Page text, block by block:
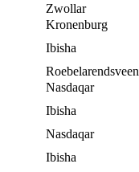
Zwollar
Kronenburg
Ibisha
Roebelarendsveen
Nasdaqar
Ibisha
Nasdaqar
Ibisha